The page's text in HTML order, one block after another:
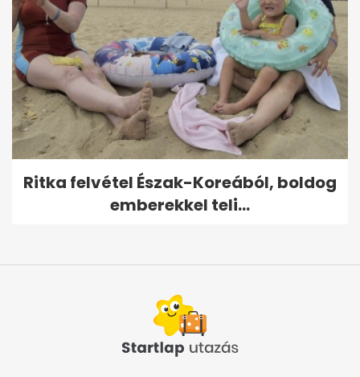
Ritka felvétel Észak-Koreából, boldog
emberekkel teli...